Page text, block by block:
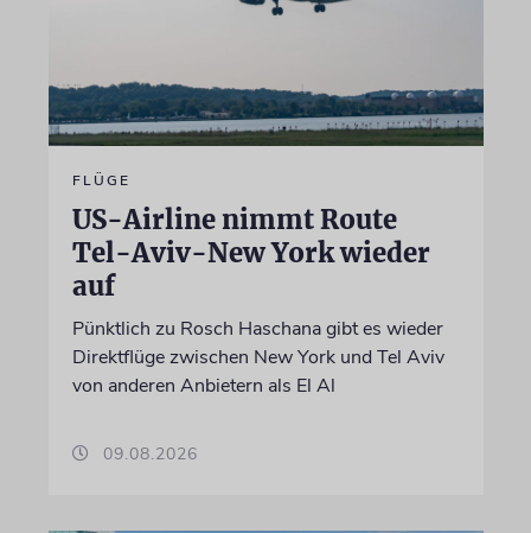
FLÜGE
US-Airline nimmt Route
Tel-Aviv-New York wieder
auf
Pünktlich zu Rosch Haschana gibt es wieder
Direktflüge zwischen New York und Tel Aviv
von anderen Anbietern als El Al
09.08.2026